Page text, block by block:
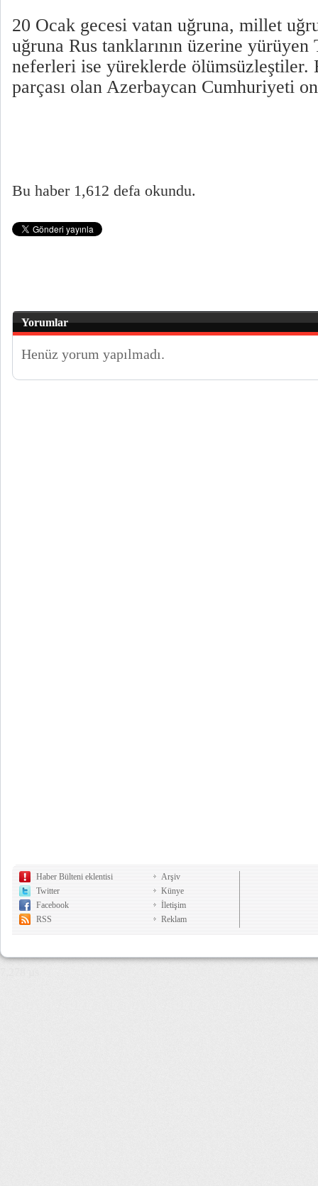
20 Ocak gecesi vatan uğruna, millet
uğruna Rus tanklarının üzerine
neferleri ise yüreklerde
parçası olan Azerbaycan Cumhuriyeti
Bu haber 1,612 defa okundu.
Yorumlar
Henüz yorum yapılmadı.
Haber Bülteni eklentisi
Twitter
Facebook
RSS
Arşiv
Künye
İletişim
Reklam